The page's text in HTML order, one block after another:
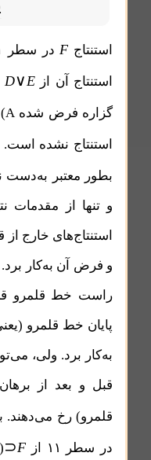
استنتاج F
استنتاج آن از D∨E
گزاره فرض شده A) قرار دارد.
استنتاج نشده است.
بطور معتبر به‌دست
و تنها از مقدمات
استنتاج‌‌های خارج
و فرض آن به‌کار
راست خط قلمرو
پایان خط قلمرو
به‌کار برد. ولی،
قبل و بعد از
قلمرو) رخ می‌دهند.
در سطر ۱۱ از )⊃F